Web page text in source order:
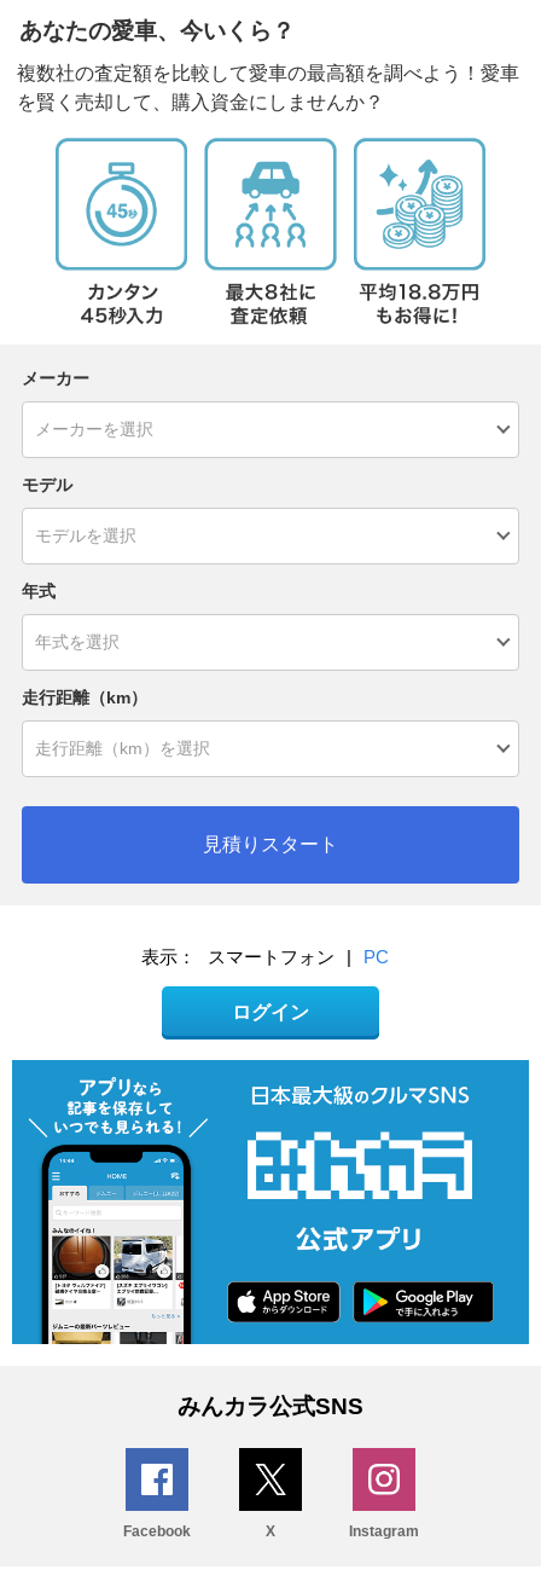
あなたの愛車、今いくら？
複数社の査定額を比較して愛車の最高額を調べよう！愛車
を賢く売却して、購入資金にしませんか？
メーカー
モデル
年式
走行距離（km）
見積りスタート
表示： スマートフォン | PC
ログイン
みんカラ公式SNS
Facebook X Instagram